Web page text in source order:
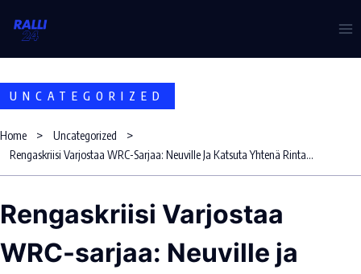
UNCATEGORIZED
Home
Uncategorized
Rengaskriisi Varjostaa WRC-Sarjaa: Neuville Ja Katsuta Yhtenä Rintamana
Rengaskriisi Varjostaa
WRC-sarjaa: Neuville ja